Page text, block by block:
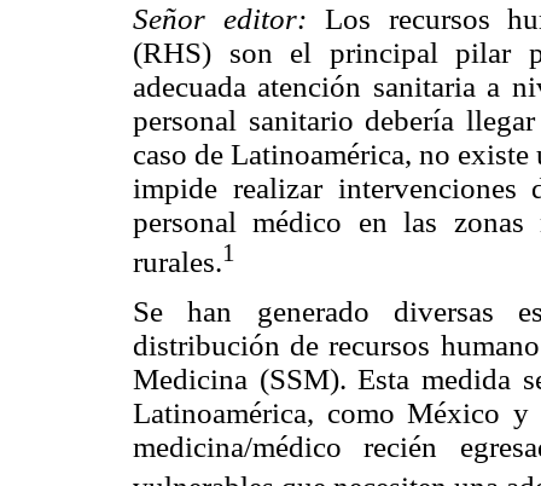
Señor editor: Los recursos
(RHS) son el principal pilar
adecuada atención sanitaria a
personal sanitario debería
caso de Latinoamérica, no
impide realizar intervenciones
personal médico en las zonas
rurales.1
Se han generado diversas
distribución de recursos
Medicina (SSM). Esta medida
Latinoamérica, como México
medicina/médico recién